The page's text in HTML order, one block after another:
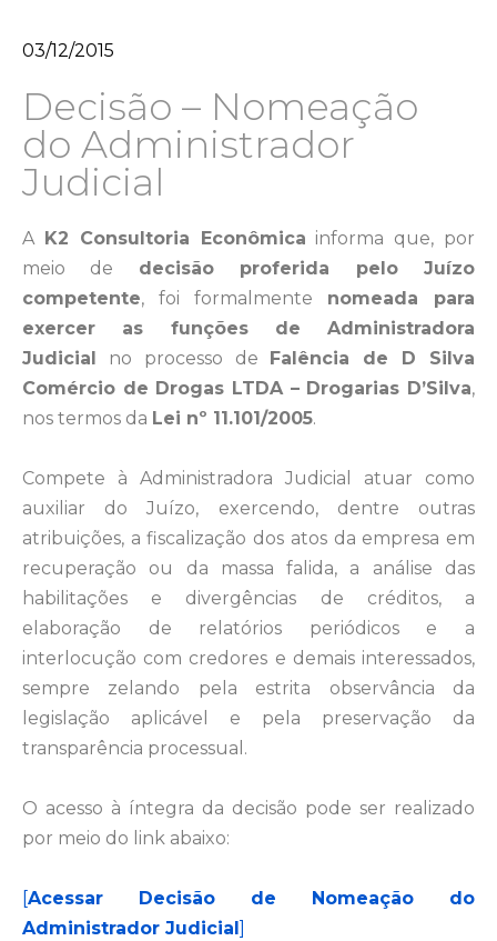
03/12/2015
Decisão – Nomeação
do Administrador
Judicial
A K2 Consultoria Econômica informa que, por
meio de decisão proferida pelo Juízo
competente, foi formalmente nomeada para
exercer as funções de Administradora
Judicial no processo de Falência de D Silva
Comércio de Drogas LTDA – Drogarias D’Silva,
nos termos da Lei nº 11.101/2005.
Compete à Administradora Judicial atuar como
auxiliar do Juízo, exercendo, dentre outras
atribuições, a fiscalização dos atos da empresa em
recuperação ou da massa falida, a análise das
habilitações e divergências de créditos, a
elaboração de relatórios periódicos e a
interlocução com credores e demais interessados,
sempre zelando pela estrita observância da
legislação aplicável e pela preservação da
transparência processual.
O acesso à íntegra da decisão pode ser realizado
por meio do link abaixo:
[Acessar Decisão de Nomeação do
Administrador Judicial]